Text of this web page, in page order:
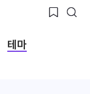
테마